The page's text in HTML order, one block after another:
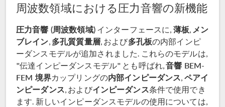
周波数領域における圧力音響の新機能
圧力音響 (周波数領域)インターフェースに, 薄板, メン
ブレイン, 多孔質質量層, および多孔板の内部インピ
ーダンスモデルが追加されました. これらのモデルは,
"伝達インピーダンスモデル" とも呼ばれ,音響 BEM-
FEM 境界カップリングの内部インピーダンス, ペアイ
ンピーダンス, およびインピーダンス条件で使用でき
ます. 新しいインピーダンスモデルの使用については,